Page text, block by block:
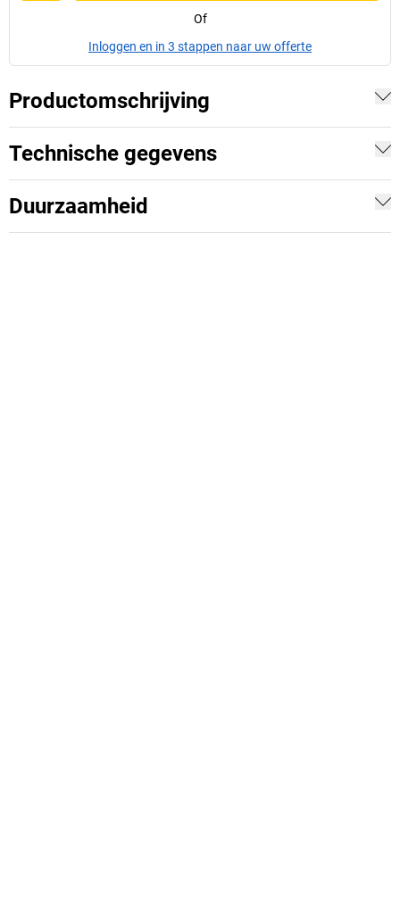
Of
Inloggen en in 3 stappen naar uw offerte
Productomschrijving
Technische gegevens
Duurzaamheid